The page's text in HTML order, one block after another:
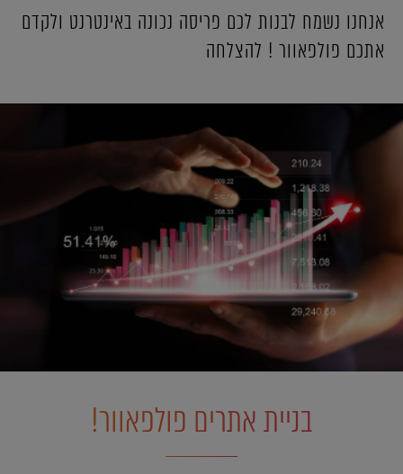
אנחנו נשמח לבנות לכם פריסה נכונה באינטרנט ולקדם
אתכם פולפאוור ! להצלחה
בניית אתרים פולפאוור!